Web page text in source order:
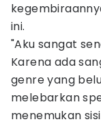
ini.
"Aku sangat
Karena ada
genre yang
melebarkan
menemukan